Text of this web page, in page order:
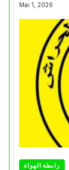
Mai 1, 2026
رابطة الهواة